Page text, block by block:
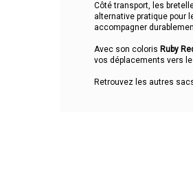
Côté transport, les
alternative pratique pour
accompagner
Avec son coloris Ruby
vos déplacements vers
Retrouvez les autres